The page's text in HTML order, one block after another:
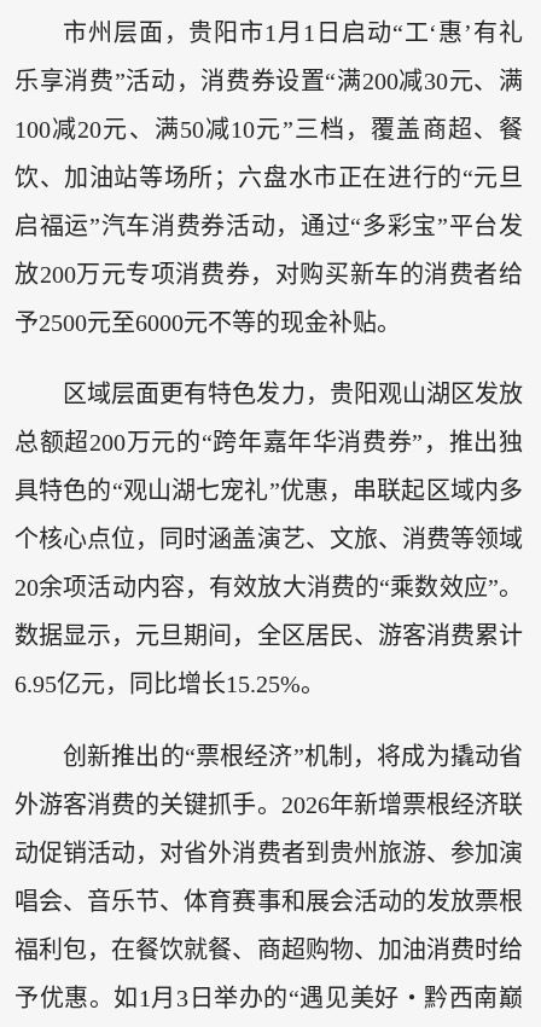
市州层面，贵阳市1月1日启动“工‘惠’有礼
乐享消费”活动，消费券设置“满200减30元、满
100减20元、满50减10元”三档，覆盖商超、餐
饮、加油站等场所；六盘水市正在进行的“元旦
启福运”汽车消费券活动，通过“多彩宝”平台发
放200万元专项消费券，对购买新车的消费者给
予2500元至6000元不等的现金补贴。
区域层面更有特色发力，贵阳观山湖区发放
总额超200万元的“跨年嘉年华消费券”，推出独
具特色的“观山湖七宠礼”优惠，串联起区域内多
个核心点位，同时涵盖演艺、文旅、消费等领域
20余项活动内容，有效放大消费的“乘数效应”。
数据显示，元旦期间，全区居民、游客消费累计
6.95亿元，同比增长15.25%。
创新推出的“票根经济”机制，将成为撬动省
外游客消费的关键抓手。2026年新增票根经济联
动促销活动，对省外消费者到贵州旅游、参加演
唱会、音乐节、体育赛事和展会活动的发放票根
福利包，在餐饮就餐、商超购物、加油消费时给
予优惠。如1月3日举办的“遇见美好・黔西南巅